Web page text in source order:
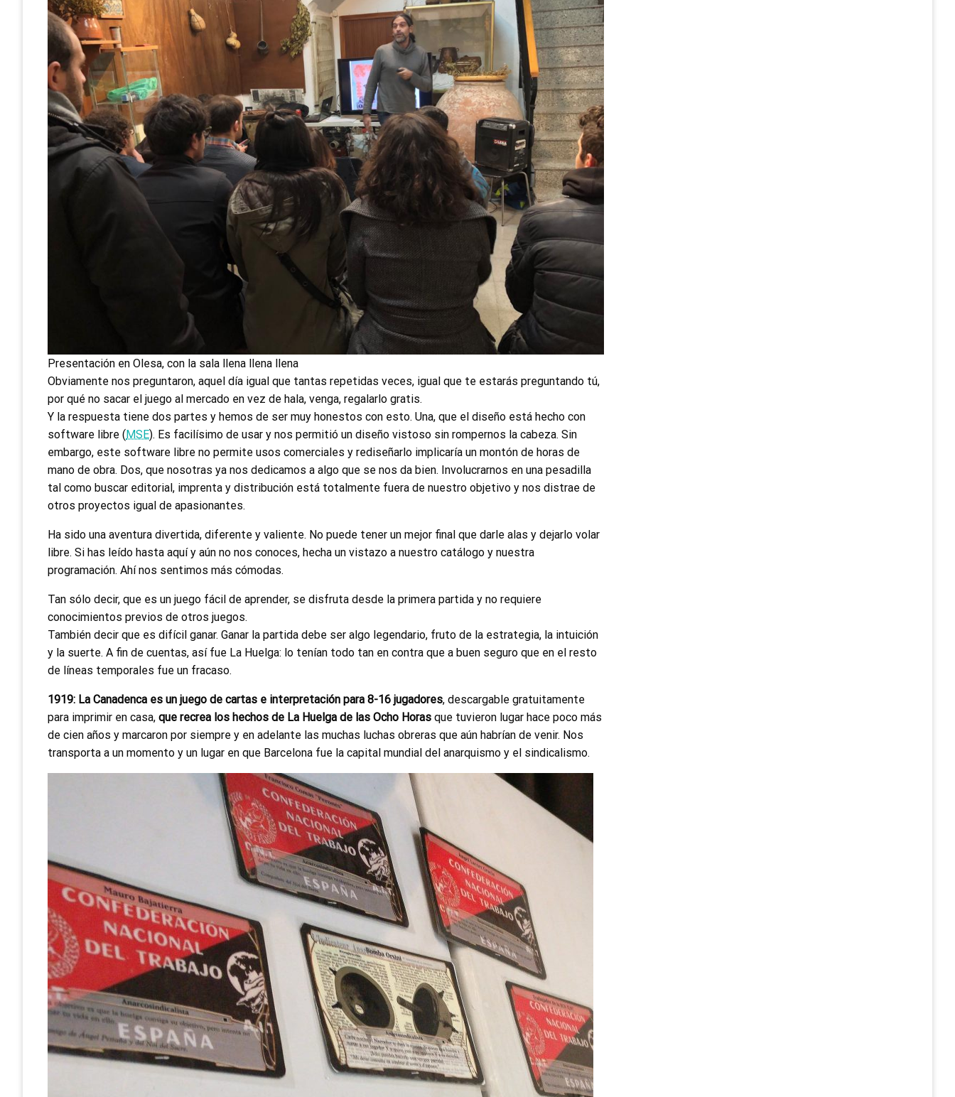
Presentación en Olesa, con la sala llena llena llena
Obviamente nos preguntaron, aquel día igual que tantas repetidas veces, igual que te estarás preguntando tú,
por qué no sacar el juego al mercado en vez de hala, venga, regalarlo gratis.
Y la respuesta tiene dos partes y hemos de ser muy honestos con esto. Una, que el diseño está hecho con
software libre (MSE). Es facilísimo de usar y nos permitió un diseño vistoso sin rompernos la cabeza. Sin
embargo, este software libre no permite usos comerciales y rediseñarlo implicaría un montón de horas de
mano de obra. Dos, que nosotras ya nos dedicamos a algo que se nos da bien. Involucrarnos en una pesadilla
tal como buscar editorial, imprenta y distribución está totalmente fuera de nuestro objetivo y nos distrae de
otros proyectos igual de apasionantes.
Ha sido una aventura divertida, diferente y valiente. No puede tener un mejor final que darle alas y dejarlo volar
libre. Si has leído hasta aquí y aún no nos conoces, hecha un vistazo a nuestro catálogo y nuestra
programación. Ahí nos sentimos más cómodas.
Tan sólo decir, que es un juego fácil de aprender, se disfruta desde la primera partida y no requiere
conocimientos previos de otros juegos.
También decir que es difícil ganar. Ganar la partida debe ser algo legendario, fruto de la estrategia, la intuición
y la suerte. A fin de cuentas, así fue La Huelga: lo tenían todo tan en contra que a buen seguro que en el resto
de líneas temporales fue un fracaso.
1919: La Canadenca es un juego de cartas e interpretación para 8-16 jugadores, descargable gratuitamente
para imprimir en casa, que recrea los hechos de La Huelga de las Ocho Horas que tuvieron lugar hace poco más
de cien años y marcaron por siempre y en adelante las muchas luchas obreras que aún habrían de venir. Nos
transporta a un momento y un lugar en que Barcelona fue la capital mundial del anarquismo y el sindicalismo.